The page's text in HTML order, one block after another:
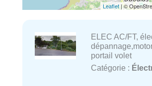
Leaflet| ©
ELEC AC/FT,
portail volet
Catégorie :